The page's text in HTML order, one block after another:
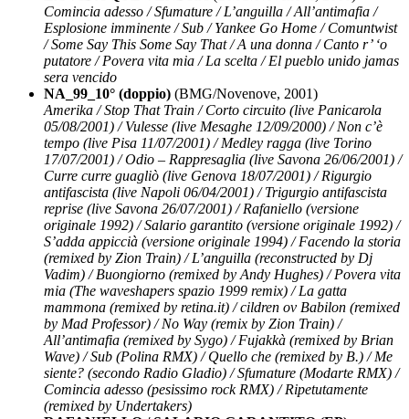
Comincia adesso / Sfumature / L’anguilla / All’antimafia /
Esplosione imminente / Sub / Yankee Go Home / Comuntwist
/ Some Say This Some Say That / A una donna / Canto r’ ‘o
putatore / Povera vita mia / La scelta / El pueblo unido jamas
sera vencido
NA_99_10° (doppio) (BMG/Novenove, 2001)
Amerika / Stop That Train / Corto circuito (live Panicarola
05/08/2001) / Vulesse (live Mesaghe 12/09/2000) / Non c’è
tempo (live Pisa 11/07/2001) / Medley ragga (live Torino
17/07/2001) / Odio – Rappresaglia (live Savona 26/06/2001) /
Curre curre guagliò (live Genova 18/07/2001) / Rigurgio
antifascista (live Napoli 06/04/2001) / Trigurgio antifascista
reprise (live Savona 26/07/2001) / Rafaniello (versione
originale 1992) / Salario garantito (versione originale 1992) /
S’adda appiccià (versione originale 1994) / Facendo la storia
(remixed by Zion Train) / L’anguilla (reconstructed by Dj
Vadim) / Buongiorno (remixed by Andy Hughes) / Povera vita
mia (The waveshapers spazio 1999 remix) / La gatta
mammona (remixed by retina.it) / cildren ov Babilon (remixed
by Mad Professor) / No Way (remix by Zion Train) /
All’antimafia (remixed by Sygo) / Fujakkà (remixed by Brian
Wave) / Sub (Polina RMX) / Quello che (remixed by B.) / Me
siente? (secondo Radio Gladio) / Sfumature (Modarte RMX) /
Comincia adesso (pesissimo rock RMX) / Ripetutamente
(remixed by Undertakers)